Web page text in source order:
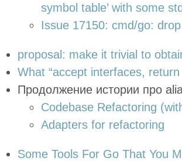
symbol table’ with some
Issue 17150: cmd/go:
proposal: make it trivial to
What “accept interfaces,
Продолжение истории про
Codebase Refactoring
Adapters for refactoring
Some Tools For Go That You